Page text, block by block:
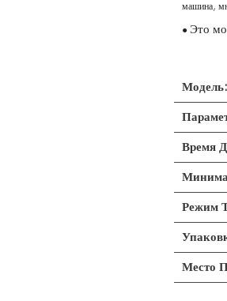
машина,
● Это
Модель:
Время
Режим
Место